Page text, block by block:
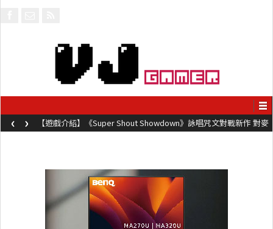
【遊戲介紹】《Super Shout Showdown》詠唱咒文對戰新作 對麥
克風唸咒可自訂咒文越長越強
‹ ›